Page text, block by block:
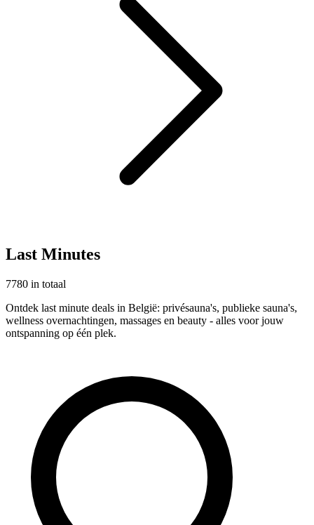
Last Minutes
7780 in totaal
Ontdek last minute deals in België: privésauna's, publieke sauna's,
wellness overnachtingen, massages en beauty - alles voor jouw
ontspanning op één plek.